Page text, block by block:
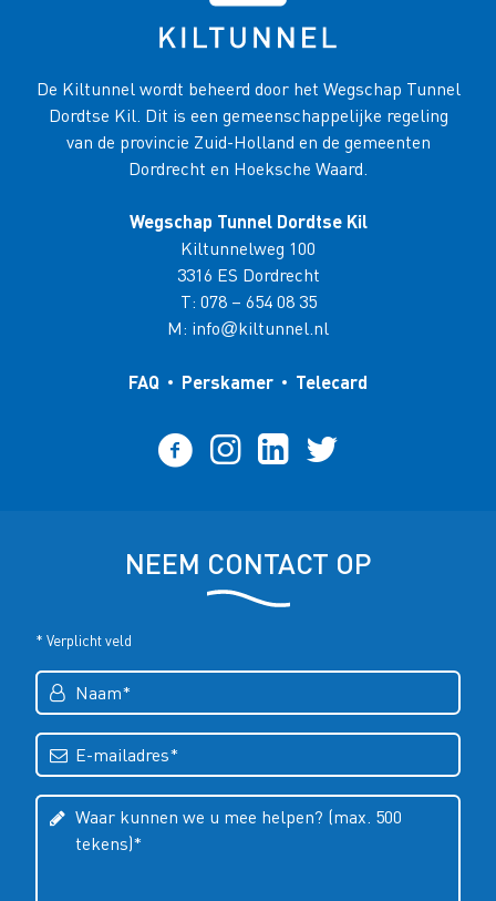
De Kiltunnel wordt beheerd door het Wegschap Tunnel
Dordtse Kil. Dit is een gemeenschappelijke regeling
van de provincie Zuid-Holland en de gemeenten
Dordrecht en Hoeksche Waard.
Wegschap Tunnel Dordtse Kil
Kiltunnelweg 100
3316 ES Dordrecht
T: 078 – 654 08 35
M: info@kiltunnel.nl
FAQ Perskamer Telecard
NEEM CONTACT OP
* Verplicht veld